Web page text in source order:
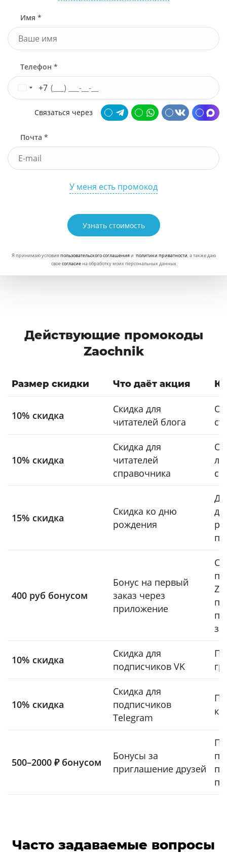
Имя *
Телефон *
+7
Связаться через
Почта *
У меня есть промокод
Узнать стоимость
Я принимаю условияпользовательского соглашенияи политики приватности, а также даю
своесогласиена обработку моих персональных данных
Действующие промокоды
Zaochnik
Размер скидки Что даёт акция
10% скидка
Скидка для
читателей блога
10% скидка
Скидка для
читателей
справочника
15% скидка
Скидка ко дню
рождения
до
400 руб бонусом
Бонус на первый
заказ через
приложение
10% скидка
Скидка для
подписчиков VK
10% скидка
Скидка для
подписчиков
Telegram
500–2000 ₽ бонусом
Бонусы за
приглашение друзей
Часто задаваемые вопросы